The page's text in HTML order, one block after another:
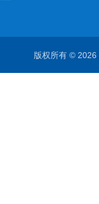
版权所有 ©